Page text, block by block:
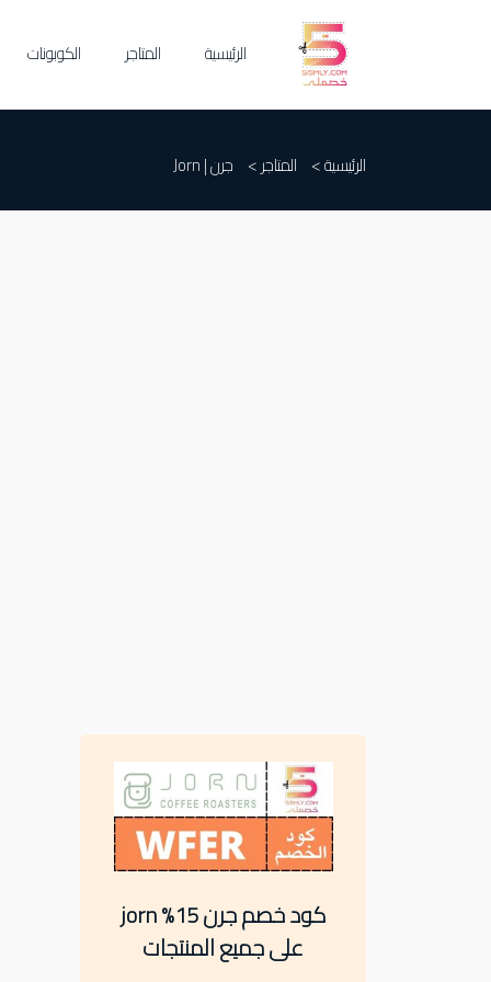
الرئيسية المتاجر الكوبونات
الرئيسية > المتاجر > جرن | Jorn
كود خصم جرن 15% jorn
على جميع المنتجات